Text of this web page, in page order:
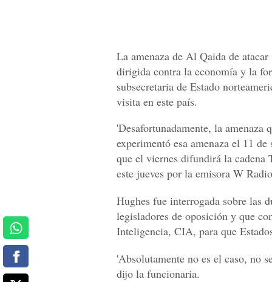
La amenaza de Al Qaida de
dirigida contra la economía y la
subsecretaria de Estado
visita en este país.
'Desafortunadamente, la
experimentó esa amenaza el 11
que el viernes difundirá la cadena
este jueves por la emisora W
Hughes fue interrogada sobre las
legisladores de oposición y que
Inteligencia, CIA, para que
'Absolutamente no es el caso, no
dijo la funcionaria.